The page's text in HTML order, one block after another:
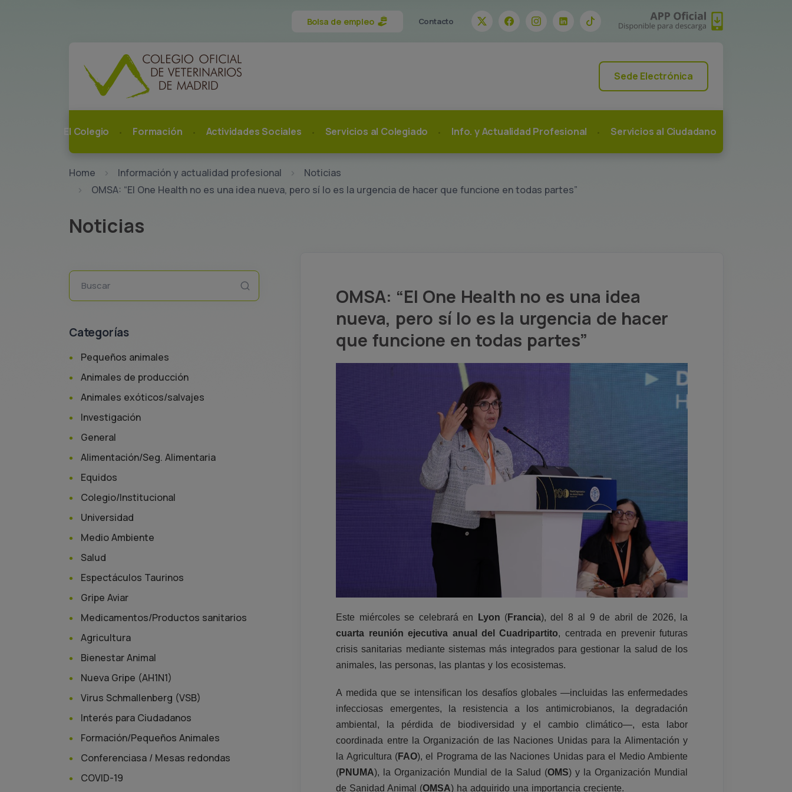
Bolsa de empleo Contacto
Sede Electrónica
El Colegio Formación Actividades Sociales Servicios al Colegiado Info. y Actualidad Profesional Servicios al Ciudadano
Home Información y actualidad profesional
Noticias
OMSA: “El One Health no es una idea nueva, pero sí lo es la urgencia de hacer que funcione en todas partes”
Noticias
OMSA: “El One Health no es una idea
nueva, pero sí lo es la urgencia de hacer
que funcione en todas partes”
Este miércoles se celebrará en Lyon (Francia), del 8 al 9 de abril de 2026, la
cuarta reunión ejecutiva anual del Cuadripartito, centrada en prevenir futuras
crisis sanitarias mediante sistemas más integrados para gestionar la salud de los
animales, las personas, las plantas y los ecosistemas.
A medida que se intensifican los desafíos globales —incluidas las enfermedades
infecciosas emergentes, la resistencia a los antimicrobianos, la degradación
ambiental, la pérdida de biodiversidad y el cambio climático—, esta labor
coordinada entre la Organización de las Naciones Unidas para la Alimentación y
la Agricultura (FAO), el Programa de las Naciones Unidas para el Medio Ambiente
(PNUMA), la Organización Mundial de la Salud (OMS) y la Organización Mundial
de Sanidad Animal (OMSA) ha adquirido una importancia creciente.
Buscar
Categorías
Pequeños animales
Animales de producción
Animales exóticos/salvajes
Investigación
General
Alimentación/Seg. Alimentaria
Equidos
Colegio/Institucional
Universidad
Medio Ambiente
Salud
Espectáculos Taurinos
Gripe Aviar
Medicamentos/Productos sanitarios
Agricultura
Bienestar Animal
Nueva Gripe (AH1N1)
Virus Schmallenberg (VSB)
Interés para Ciudadanos
Formación/Pequeños Animales
Conferenciasa / Mesas redondas
COVID-19